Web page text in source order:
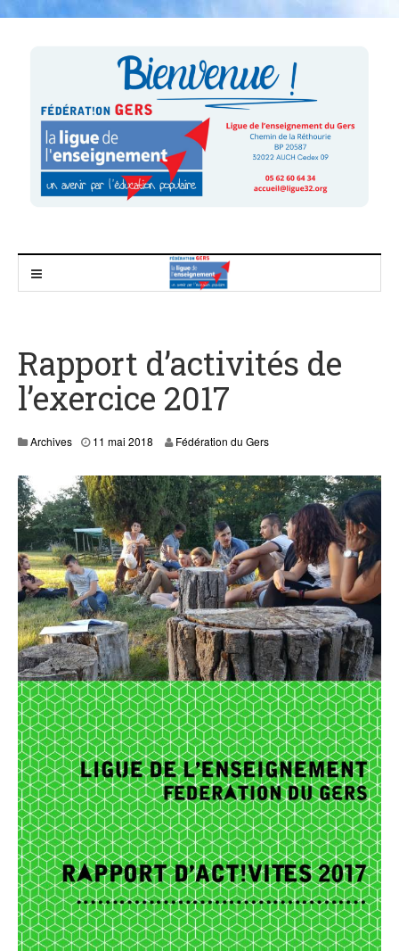
Rapport d’activités de
l’exercice 2017
Archives 11 mai 2018
a
n
,
2
0
2
1
Fédération du Gers